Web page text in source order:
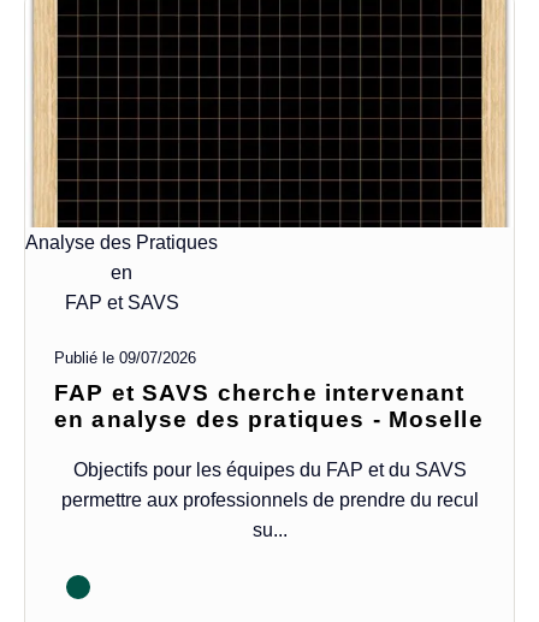
Analyse des Pratiques
en
FAP et SAVS
Publié le 09/07/2026
FAP et SAVS cherche intervenant
en analyse des pratiques - Moselle
Objectifs pour les équipes du FAP et du SAVS
permettre aux professionnels de prendre du recul
su...